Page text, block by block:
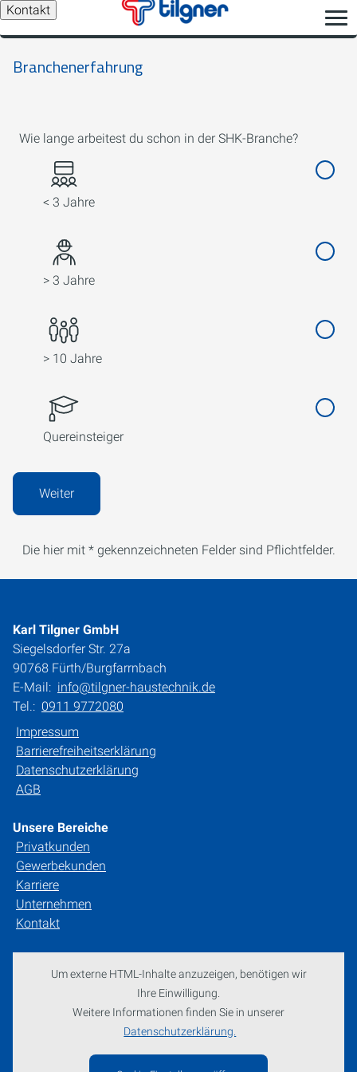
Kontakt
Branchenerfahrung
Wie lange arbeitest du schon in der SHK-Branche?
< 3 Jahre
> 3 Jahre
> 10 Jahre
Quereinsteiger
Weiter
Die hier mit * gekennzeichneten Felder sind Pflichtfelder.
Karl Tilgner GmbH
Siegelsdorfer Str. 27a
90768 Fürth/Burgfarrnbach
E-Mail: info@tilgner-haustechnik.de
Tel.: 0911 9772080
Impressum
Barrierefreiheitserklärung
Datenschutzerklärung
AGB
Unsere Bereiche
Privatkunden
Gewerbekunden
Karriere
Unternehmen
Kontakt
Um externe HTML-Inhalte anzuzeigen, benötigen wir
Ihre Einwilligung.
Weitere Informationen finden Sie in unserer
Datenschutzerklärung.